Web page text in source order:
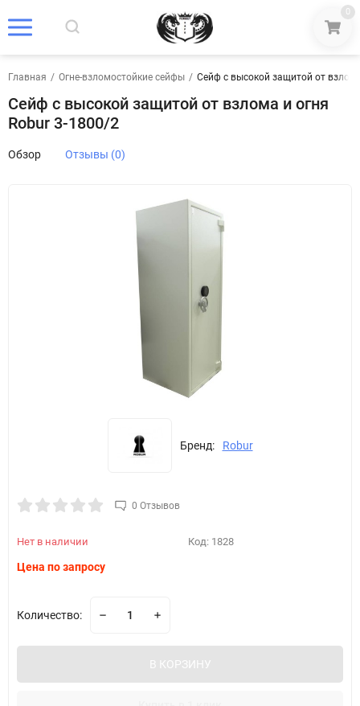
0
Главная / Огне-взломостойкие сейфы / Сейф с высокой защитой от
Сейф с высокой защитой от взлома и огня
Robur 3-1800/2
Обзор Отзывы (0)
Бренд: Robur
0 Отзывов
Нет в наличии Код: 1828
Цена по запросу
Количество:
В КОРЗИНУ